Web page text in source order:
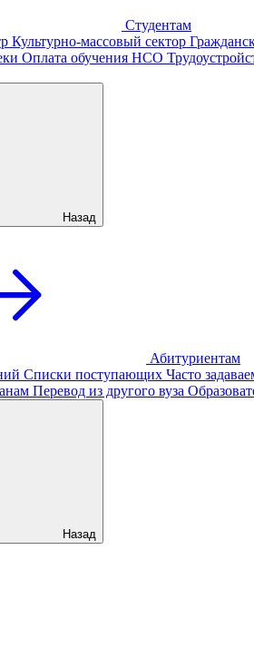
Студентам
Культурно-массовый сектор
Оплата обучения НСО
Назад
Абитуриентам
Списки поступающих Часто
Перевод из другого вуза
Назад